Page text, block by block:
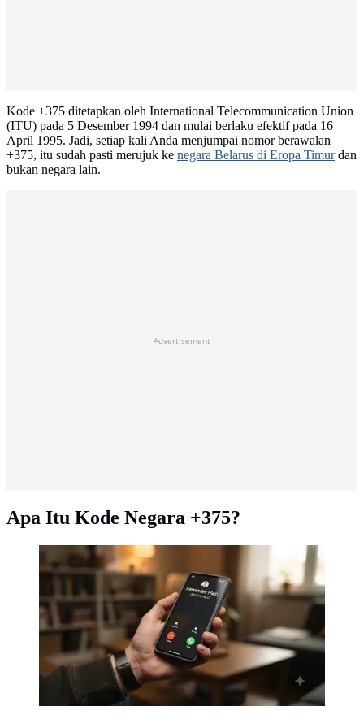
Kode +375 ditetapkan oleh International Telecommunication Union
(ITU) pada 5 Desember 1994 dan mulai berlaku efektif pada 16
April 1995. Jadi, setiap kali Anda menjumpai nomor berawalan
+375, itu sudah pasti merujuk ke negara Belarus di Eropa Timurdan
bukan negara lain.
Advertisement
Apa Itu Kode Negara +375?
+375 negara mana (AI Generated)